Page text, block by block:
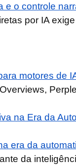
o controle
por IA
motores de
era da
da